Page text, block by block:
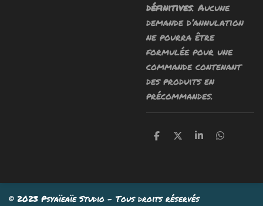
définitives. Aucune
demande d’annulation
ne pourra être
formulée pour une
commande contenant
des produits en
précommandes.
P
g
e
P
g
e
P
g
e
P
g
© 2023 Psyaïeaïe Studio - Tous droits réservés